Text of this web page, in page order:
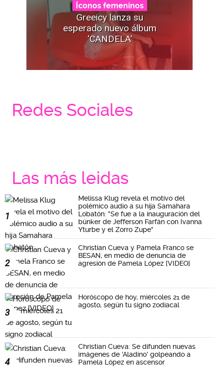
Íconos femeninos
Greeicy lanza su
esperado nuevo álbum
‘CANDELA’
Redes Sociales
Las más leidas
1
Melissa Klug revela el motivo del
polémico audio a su hija Samahara
Lobatón: "Se fue a la inauguración del
búnker de Jefferson Farfán con Ivanna
Yturbe y el Zorro Zupe"
2
Christian Cueva y Pamela Franco se
BESAN, en medio de denuncia de
agresión de Pamela López [VIDEO]
3
Horóscopo de hoy, miércoles 21 de
agosto, según tu signo zodiacal
4
Christian Cueva: Se difunden nuevas
imágenes de 'Aladino' golpeando a
Pamela López en ascensor